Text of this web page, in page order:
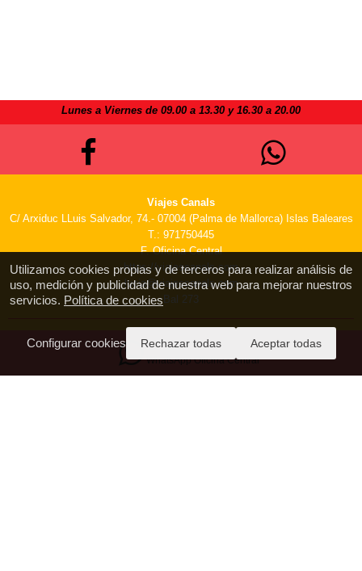
WhatsApp Oficina Central
Utilizamos cookies propias y de terceros para realizar análisis de
uso, medición y publicidad de nuestra web para mejorar nuestros
servicios. Política de cookies
Configurar cookies Rechazar todas Aceptar todas
Lunes a Viernes de 09.00 a 13.30 y 16.30 a 20.00
Viajes Canals
C/ Arxiduc LLuis Salvador, 74.- 07004 (Palma de Mallorca) Islas Baleares
T.: 971750445
F. Oficina Central
https://viajescanals.com
lucia@viajescanals.com
Bal 273